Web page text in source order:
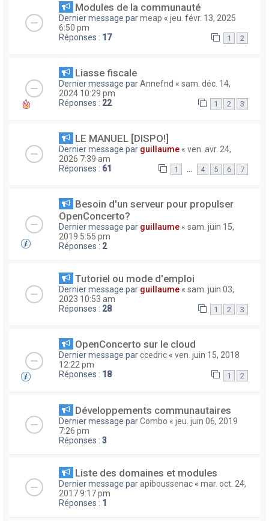
Modules de la communauté
Dernier message parmeap « jeu. févr. 13, 2025
6:50 pm
Réponses : 17 1 2
Liasse fiscale
Dernier message parAnnefnd « sam. déc. 14,
2024 10:29 pm
Réponses : 22 1 2 3
LE MANUEL [DISPO!]
Dernier message par guillaume « ven. avr. 24,
2026 7:39 am
Réponses : 61 1 … 4 5 6 7
Besoin d'un serveur pour propulser
OpenConcerto?
Dernier message par guillaume « sam. juin 15,
2019 5:55 pm
Réponses : 2
Tutoriel ou mode d'emploi
Dernier message par guillaume « sam. juin 03,
2023 10:53 am
Réponses : 28 1 2 3
OpenConcerto sur le cloud
Dernier message parccedric « ven. juin 15, 2018
12:22 pm
Réponses : 18 1 2
Développements communautaires
Dernier message parCombo « jeu. juin 06, 2019
7:26 pm
Réponses : 3
Liste des domaines et modules
Dernier message parapiboussenac « mar. oct. 24,
2017 9:17 pm
Réponses : 1